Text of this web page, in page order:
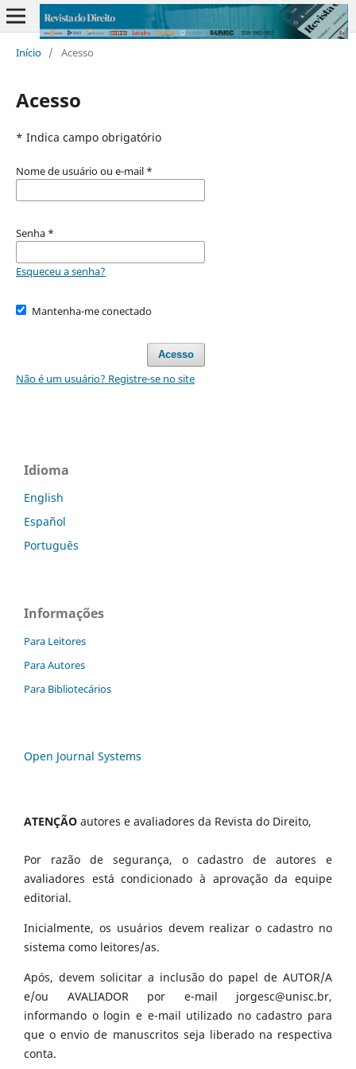
Início / Acesso
Acesso
* Indica campo obrigatório
Nome de usuário ou e-mail *
Senha *
Esqueceu a senha?
Mantenha-me conectado
Acesso
Não é um usuário? Registre-se no site
Idioma
English
Español
Português
Informações
Para Leitores
Para Autores
Para Bibliotecários
Open Journal Systems
ATENÇÃO autores e avaliadores da Revista do Direito,
Por razão de segurança, o cadastro de autores e
avaliadores está condicionado à aprovação da equipe
editorial.
Inicialmente, os usuários devem realizar o cadastro no
sistema como leitores/as.
Após, devem solicitar a inclusão do papel de AUTOR/A
e/ou AVALIADOR por e-mail jorgesc@unisc.br,
informando o login e e-mail utilizado no cadastro para
que o envio de manuscritos seja liberado na respectiva
conta.